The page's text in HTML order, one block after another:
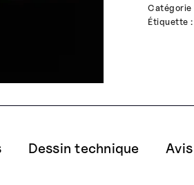
Catégorie
Étiquette :
Dessin technique